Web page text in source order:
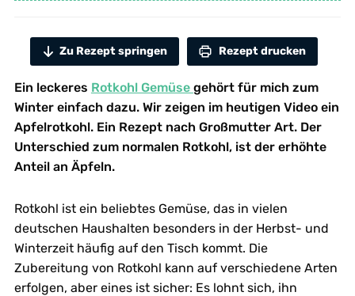
Zu Rezept springen Rezept drucken
Ein leckeres Rotkohl Gemüse gehört für mich zum
Winter einfach dazu. Wir zeigen im heutigen Video ein
Apfelrotkohl. Ein Rezept nach Großmutter Art. Der
Unterschied zum normalen Rotkohl, ist der erhöhte
Anteil an Äpfeln.
Rotkohl ist ein beliebtes Gemüse, das in vielen
deutschen Haushalten besonders in der Herbst- und
Winterzeit häufig auf den Tisch kommt. Die
Zubereitung von Rotkohl kann auf verschiedene Arten
erfolgen, aber eines ist sicher: Es lohnt sich, ihn